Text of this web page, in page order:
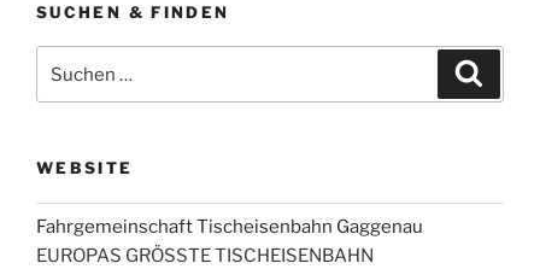
SUCHEN & FINDEN
nach:
WEBSITE
Fahrgemeinschaft Tischeisenbahn Gaggenau
EUROPAS GRÖSSTE TISCHEISENBAHN